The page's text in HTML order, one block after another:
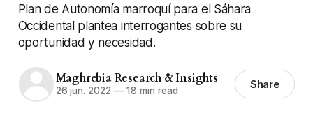
Plan de Autonomía marroquí para el Sáhara
Occidental plantea interrogantes sobre su
oportunidad y necesidad.
Maghrebia Research & Insights
26 jun. 2022 —18 min read Share